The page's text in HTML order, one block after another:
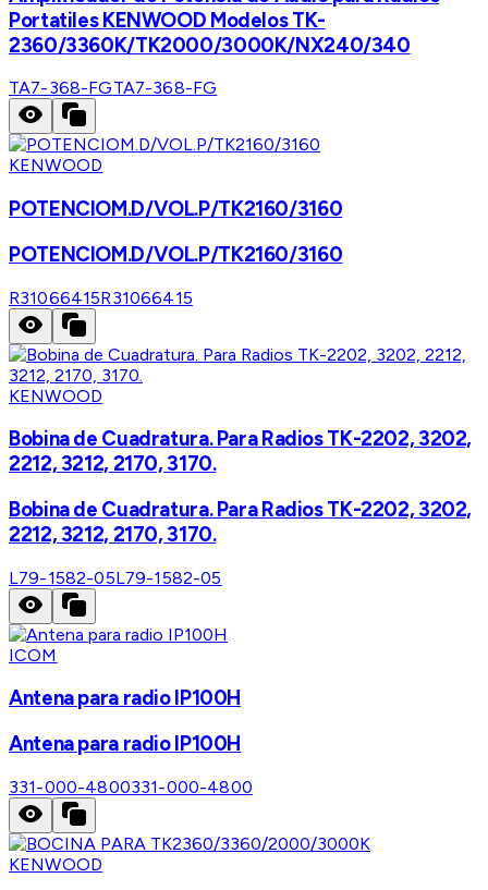
Portatiles KENWOOD Modelos TK-
2360/3360K/TK2000/3000K/NX240/340
TA7-368-FGTA7-368-FG
KENWOOD
POTENCIOM.D/VOL.P/TK2160/3160
POTENCIOM.D/VOL.P/TK2160/3160
R31066415R31066415
KENWOOD
Bobina de Cuadratura. Para Radios TK-2202, 3202,
2212, 3212, 2170, 3170.
Bobina de Cuadratura. Para Radios TK-2202, 3202,
2212, 3212, 2170, 3170.
L79-1582-05L79-1582-05
ICOM
Antena para radio IP100H
Antena para radio IP100H
331-000-4800331-000-4800
KENWOOD